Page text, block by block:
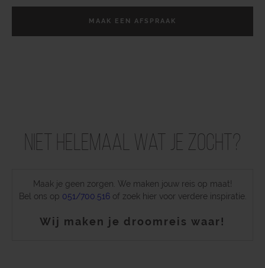
MAAK EEN AFSPRAAK
Niet helemaal wat je zocht?
Maak je geen zorgen. We maken jouw reis op maat!
Bel ons op 051/700.516of zoek hier voor verdere inspiratie.
Wij maken je droomreis waar!